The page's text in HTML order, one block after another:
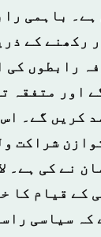
ہے۔ باہمی
رکھنے کے
رابطوں کی
اور متفقہ
کریں گے۔
شراکت
نے کی ہے۔
کے قیام کا
کہ سیاسی